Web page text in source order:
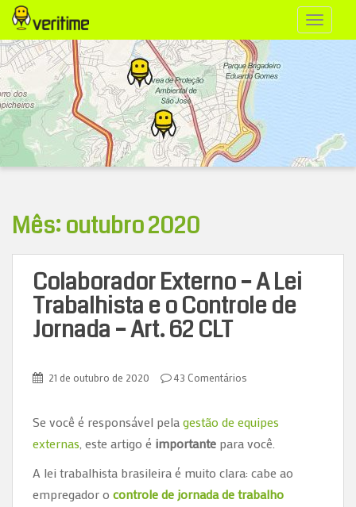
p
t
o
a
Mês:outubro 2020
Colaborador Externo – A Lei
Trabalhista e o Controle de
Jornada – Art. 62 CLT
21 de outubro de 2020 43 Comentários
Se você é responsável pelagestão de equipes
externas , este artigo é importante para você.
A lei trabalhista brasileira é muito clara: cabe ao
empregador o controle de jornada de trabalho